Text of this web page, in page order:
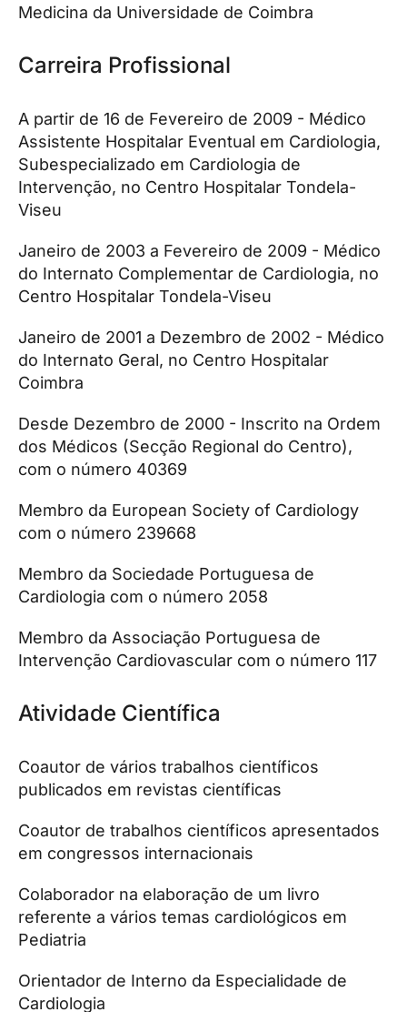
Medicina da Universidade de Coimbra
Carreira Profissional
A partir de 16 de Fevereiro de 2009 - Médico
Assistente Hospitalar Eventual em Cardiologia,
Subespecializado em Cardiologia de
Intervenção, no Centro Hospitalar Tondela-
Viseu
Janeiro de 2003 a Fevereiro de 2009 - Médico
do Internato Complementar de Cardiologia, no
Centro Hospitalar Tondela-Viseu
Janeiro de 2001 a Dezembro de 2002 - Médico
do Internato Geral, no Centro Hospitalar
Coimbra
Desde Dezembro de 2000 - Inscrito na Ordem
dos Médicos (Secção Regional do Centro),
com o número 40369
Membro da European Society of Cardiology
com o número 239668
Membro da Sociedade Portuguesa de
Cardiologia com o número 2058
Membro da Associação Portuguesa de
Intervenção Cardiovascular com o número 117
Atividade Científica
Coautor de vários trabalhos científicos
publicados em revistas científicas
Coautor de trabalhos científicos apresentados
em congressos internacionais
Colaborador na elaboração de um livro
referente a vários temas cardiológicos em
Pediatria
Orientador de Interno da Especialidade de
Cardiologia